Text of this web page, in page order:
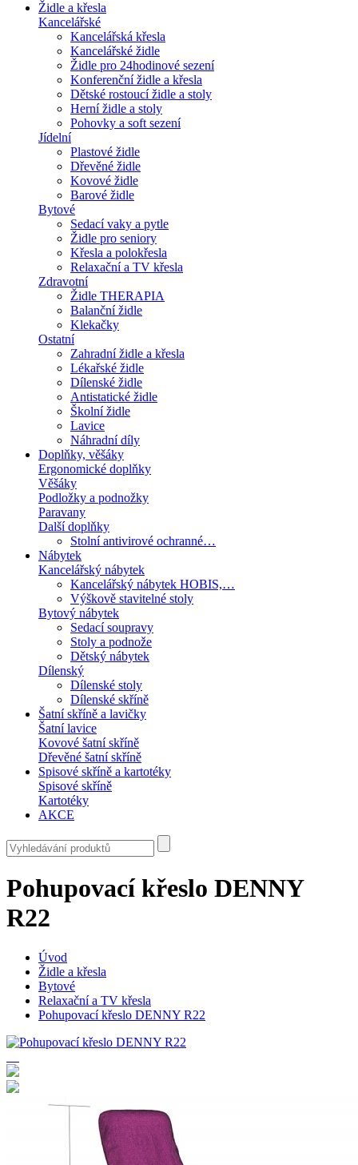
Židle a křesla
Kancelářské
Kancelářská křesla
Kancelářské židle
Židle pro 24hodinové sezení
Konferenční židle a křesla
Dětské rostoucí židle a stoly
Herní židle a stoly
Pohovky a soft sezení
Jídelní
Plastové židle
Dřevěné židle
Kovové židle
Barové židle
Bytové
Sedací vaky a pytle
Židle pro seniory
Křesla a polokřesla
Relaxační a TV křesla
Zdravotní
Židle THERAPIA
Balanční židle
Klekačky
Ostatní
Zahradní židle a křesla
Lékařské židle
Dílenské židle
Antistatické židle
Školní židle
Lavice
Náhradní díly
Doplňky, věšáky
Ergonomické doplňky
Věšáky
Podložky a podnožky
Paravany
Další doplňky
Stolní antivirové ochranné…
Nábytek
Kancelářský nábytek
Kancelářský nábytek HOBIS,…
Výškově stavitelné stoly
Bytový nábytek
Sedací soupravy
Stoly a podnože
Dětský nábytek
Dílenský
Dílenské stoly
Dílenské skříně
Šatní skříně a lavičky
Šatní lavice
Kovové šatní skříně
Dřevěné šatní skříně
Spisové skříně a kartotéky
Spisové skříně
Kartotéky
AKCE
Pohupovací křeslo DENNY
R22
Úvod
Židle a křesla
Bytové
Relaxační a TV křesla
Pohupovací křeslo DENNY R22